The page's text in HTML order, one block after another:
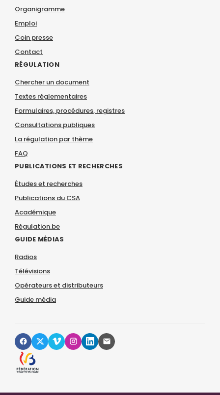
Organigramme
Emploi
Coin presse
Contact
RÉGULATION
Chercher un document
Textes réglementaires
Formulaires, procédures, registres
Consultations publiques
La régulation par thème
FAQ
PUBLICATIONS ET RECHERCHES
Études et recherches
Publications du CSA
Académique
Régulation.be
GUIDE MÉDIAS
Radios
Télévisions
Opérateurs et distributeurs
Guide média